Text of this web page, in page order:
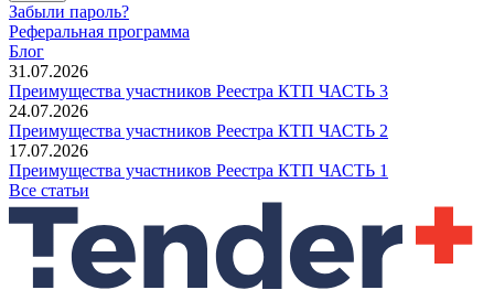
Забыли пароль?
Реферальная программа
Блог
31.07.2026
Преимущества участников Реестра КТП ЧАСТЬ 3
24.07.2026
Преимущества участников Реестра КТП ЧАСТЬ 2
17.07.2026
Преимущества участников Реестра КТП ЧАСТЬ 1
Все статьи